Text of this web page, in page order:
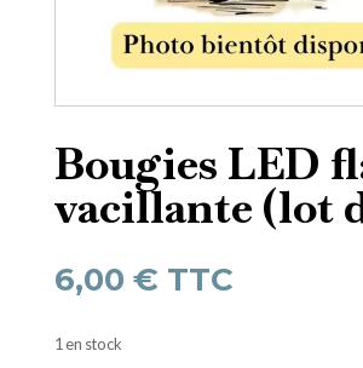
Bougies LED
vacillante (lot
6,00 € TTC
1 en stock